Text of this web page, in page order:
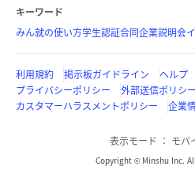
キーワード
みん就の使い方学生認証合同企業説明会
利用規約 掲示板ガイドライン ヘルプ
プライバシーポリシー
外部送信ポリシー
カスタマーハラスメントポリシー
企業
表示モード モバ
Copyright © Minshu Inc.